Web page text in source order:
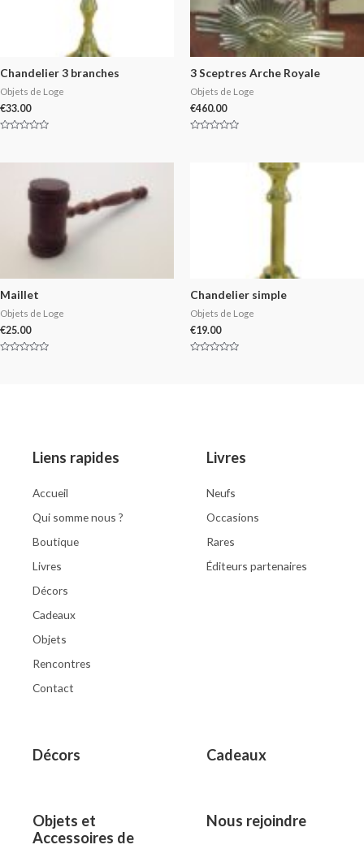
Chandelier 3 branches
Objets de Loge
€33.00
of
3 Sceptres Arche Royale
Objets de Loge
€460.00
Maillet
Objets de Loge
€25.00
Chandelier simple
Objets de Loge
€19.00
Liens rapides
Accueil
Qui somme nous ?
Boutique
Livres
Décors
Cadeaux
Objets
Rencontres
Contact
Livres
Neufs
Occasions
Rares
Éditeurs partenaires
Décors Cadeaux
Objets et
Accessoires de
Nous rejoindre